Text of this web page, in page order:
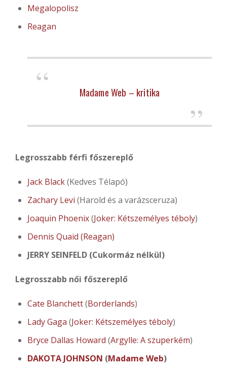
Megalopolisz
Reagan
Madame Web – kritika
Legrosszabb férfi főszereplő
Jack Black(Kedves Télapó)
Zachary Levi (Harold és a varázsceruza)
Joaquin Phoenix(Joker: Kétszemélyes téboly)
Dennis Quaid (Reagan)
JERRY SEINFELD (Cukormáz nélkül)
Legrosszabb női főszereplő
Cate Blanchett(Borderlands)
Lady Gaga (Joker: Kétszemélyes téboly)
Bryce Dallas Howard (Argylle: A szuperkém)
DAKOTA JOHNSON (Madame Web)